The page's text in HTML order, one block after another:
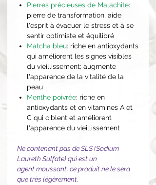
Pierres précieuses de Malachite:
pierre de transformation, aide
l'esprit à évacuer le stress et à se
sentir optimiste et équilibré
Matcha bleu: riche en antioxydants
qui améliorent les signes visibles
du vieillissement; augmente
l'apparence de la vitalité de la
peau
Menthe poivrée: riche en
antioxydants et en vitamines A et
C qui ciblent et améliorent
l'apparence du vieillissement
Ne contenant pas de SLS (Sodium
Laureth Sulfate) qui est un
agent moussant, ce produit ne le sera
que très légèrement.